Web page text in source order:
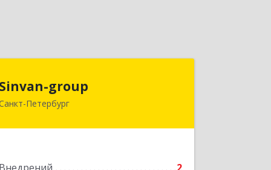
Sinvan-group
Петербург
197374, Санкт-Петербург г, Беговая